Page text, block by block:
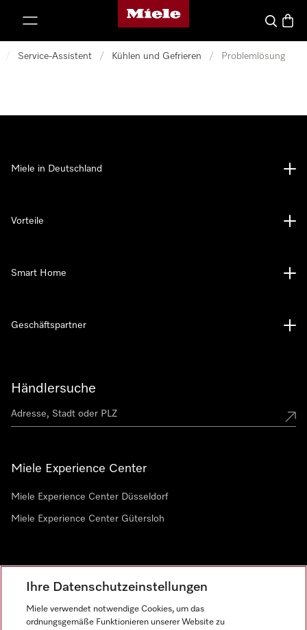
Miele-Homepage
Suche
/ Service-Assistent / Kühlen und Gefrieren / Problemlösung
Händlersuche
Miele Experience Center
Miele Experience Center Düsseldorf
Miele Experience Center Gütersloh
Miele in Deutschland
Vorteile
Smart Home
Geschäftspartner
Ihre Datenschutzeinstellungen
Miele verwendet notwendige Cookies, um das
ordnungsgemäße Funktionieren unserer Website zu